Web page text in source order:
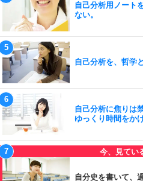
自己分析用ノート
ない。
自己分析を、哲学
自己分析に焦りは禁
ゆっくり時間をか
自分史を書いて、